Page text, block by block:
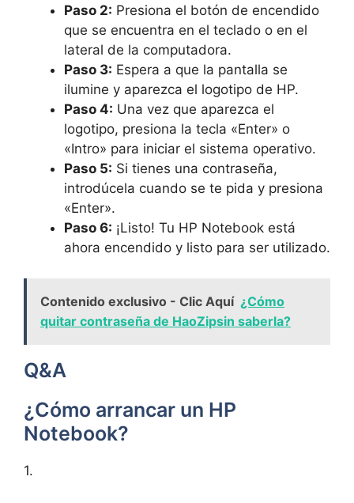
Paso 2: Presiona el botón de encendido
que se encuentra en el teclado o en el
lateral de la computadora.
Paso 3: Espera a que la pantalla se
ilumine y aparezca el logotipo de HP.
Paso 4: Una vez que aparezca el
logotipo, presiona la tecla «Enter» o
«Intro» para iniciar el sistema operativo.
Paso 5: Si tienes una contraseña,
introdúcela cuando se te pida y presiona
«Enter».
Paso 6: ¡Listo! Tu HP Notebook está
ahora encendido y listo para ser utilizado.
Contenido exclusivo - Clic Aquí ¿Cómo
quitar contraseña de HaoZipsin saberla?
Q&A
¿Cómo arrancar un HP
Notebook?
1.